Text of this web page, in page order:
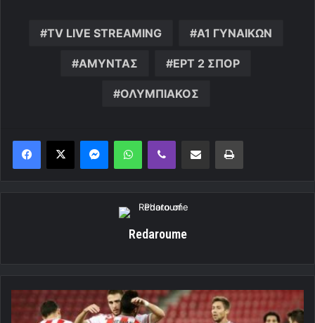
TV LIVE STREAMING Α1 ΓΥΝΑΙΚΩΝ
ΑΜΥΝΤΑΣ ΕΡΤ 2 ΣΠΟΡ
ΟΛΥΜΠΙΑΚΟΣ
MessengerWhatsAppViber Κοινοποίηση μέσω ηλεκτρονικού ταχυδρομείουΕκτύπωση
Redaroume
Ξεπέρασε
το